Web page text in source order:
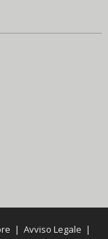
|Avviso Legale |